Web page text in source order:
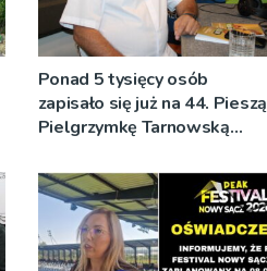
Ponad 5 tysięcy osób
zapisało się już na 44. Pieszą
Pielgrzymkę Tarnowską